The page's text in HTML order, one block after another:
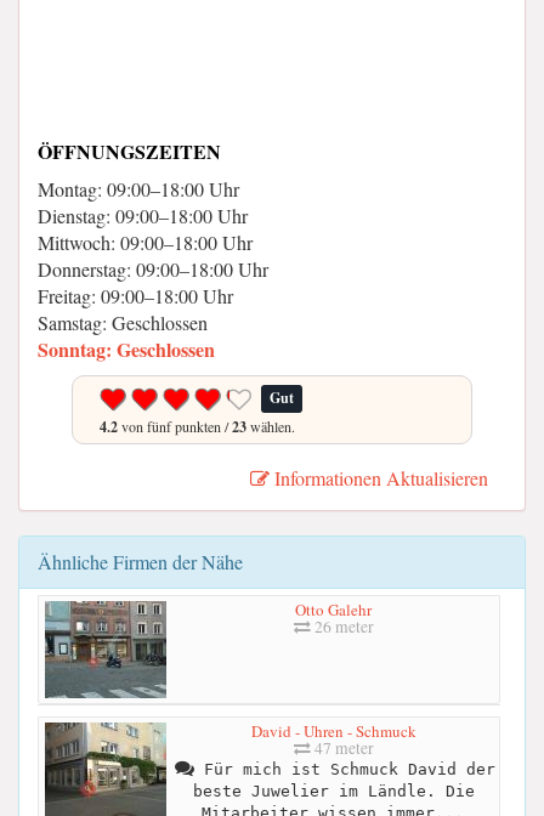
ÖFFNUNGSZEITEN
Montag: 09:00–18:00 Uhr
Dienstag: 09:00–18:00 Uhr
Mittwoch: 09:00–18:00 Uhr
Donnerstag: 09:00–18:00 Uhr
Freitag: 09:00–18:00 Uhr
Samstag: Geschlossen
Sonntag: Geschlossen
Gut
4.2von fünf punkten /23wählen.
Informationen Aktualisieren
Ähnliche Firmen der Nähe
Otto Galehr
26 meter
David - Uhren - Schmuck
47 meter
Für mich ist Schmuck David der
beste Juwelier im Ländle. Die